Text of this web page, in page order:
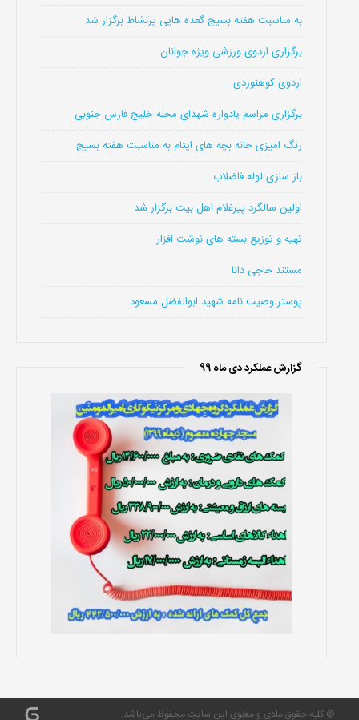
به مناسبت هفته بسیج گعده هایی پرنشاط برگزار شد
برگزاری اردوی ورزشی ویژه جوانان
اردوی کوهنوردی …
برگزاری مراسم یادواره شهدای محله خلیج فارس جنوبی
رنگ امیزی خانه بچه های ایتام به مناسبت هفته بسیج
باز سازی لوله فاضلاب
اولین سالگرد پیرغلام اهل بیت برگزار شد
تهیه و توزیع بسته های نوشت افزار
مستند حاجی دانا
پوستر وصیت نامه شهید ابوالفضل مسعود
گزارش عملکرد دی ماه 99
© کلیه حقوق مادی و معنوی این سایت محفوظ می‌باشد.